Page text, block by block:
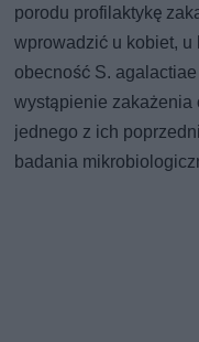
porodu profilaktykę
wprowadzić u kobiet, u
obecność S.
wystąpienie zakażenia
jednego z ich
badania